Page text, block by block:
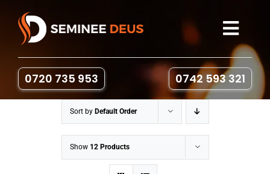
content
Gratare & Cuptoare
0720 735 953 0742 593 321
Sort by Default Order
Show 12 Products